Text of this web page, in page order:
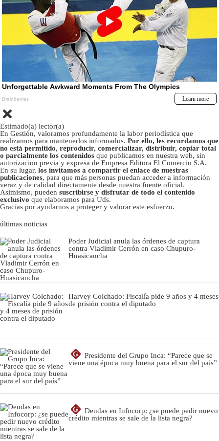
Estimado(a) lector(a)
En Gestión, valoramos profundamente la labor periodística que
realizamos para mantenerlos informados. Por ello, les recordamos que
no está permitido, reproducir, comercializar, distribuir, copiar total
o parcialmente los contenidos que publicamos en nuestra web, sin
autorizacion previa y expresa de Empresa Editora El Comercio S.A.
En su lugar, los invitamos a compartir el enlace de nuestras
publicaciones, para que más personas puedan acceder a información
veraz y de calidad directamente desde nuestra fuente oficial.
Asimismo, pueden suscribirse y disfrutar de todo el contenido
exclusivo que elaboramos para Uds.
Gracias por ayudarnos a proteger y valorar este esfuerzo.
últimas noticias
Poder Judicial anula las órdenes de captura
contra Vladimir Cerrón en caso Chupuro-
Huasicancha
Harvey Colchado: Fiscalía pide 9 años y 4 meses
de prisión contra el diputado
G
Presidente del Grupo Inca: “Parece que se
viene una época muy buena para el sur del país”
G
Deudas en Infocorp: ¿se puede pedir nuevo
crédito mientras se sale de la lista negra?